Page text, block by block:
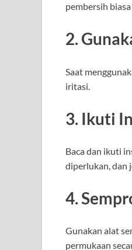
pembersih
2.
Saat
iritasi.
3. Ikuti
Baca dan ikuti
diperlukan, dan
4.
Gunakan alat
permukaan